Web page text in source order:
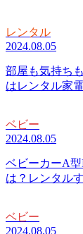
レンタル
2024.08.05
部屋も気持ち
はレンタル家
ベビー
2024.08.05
ベビーカーA
は？レンタル
ベビー
2024.08.05